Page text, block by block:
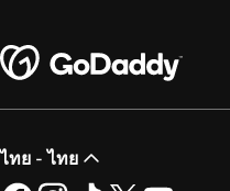
ไทย - ไทย